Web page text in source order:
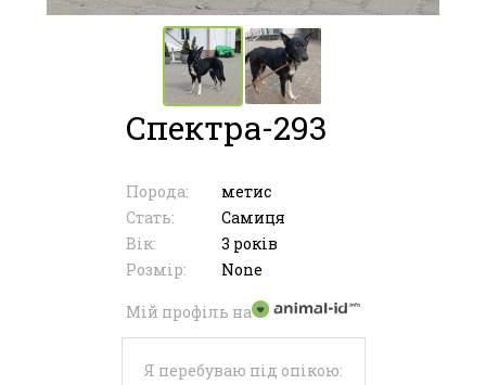
Спектра-293
Порода:
Стать:
Вік:
Розмір:
метис
Самиця
3 років
None
Мій профіль на
Я перебуваю під опікою: